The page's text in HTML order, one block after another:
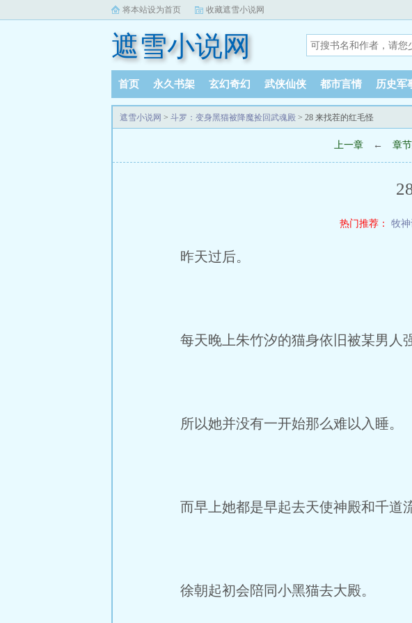
将本站设为首页 收藏遮雪小说网
遮雪小说网
首页 永久书架 玄幻奇幻 武侠仙侠 都市言情 历史军
遮雪小说网 > 斗罗：变身黑猫被降魔捡回武魂殿 > 28 来找茬的红毛怪
上一章 ← 章
热门推荐： 牧
昨天过后。
每天晚上朱竹汐的猫身依旧被某男人
所以她并没有一开始那么难以入睡。
而早上她都是早起去天使神殿和千道
徐朝起初会陪同小黑猫去大殿。